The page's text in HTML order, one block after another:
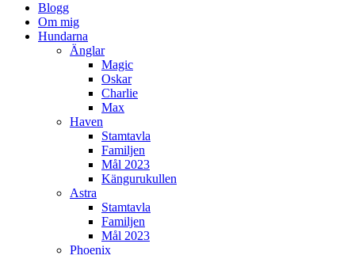
Blogg
Om mig
Hundarna
Änglar
Magic
Oskar
Charlie
Max
Haven
Stamtavla
Familjen
Mål 2023
Kängurukullen
Astra
Stamtavla
Familjen
Mål 2023
Phoenix